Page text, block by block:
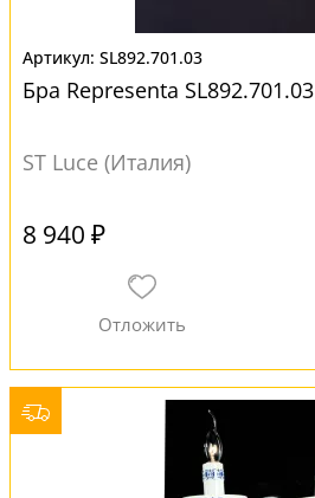
SL892.701.03
Бра Representa SL892.701.03
ST Luce (Италия)
8 940 ₽